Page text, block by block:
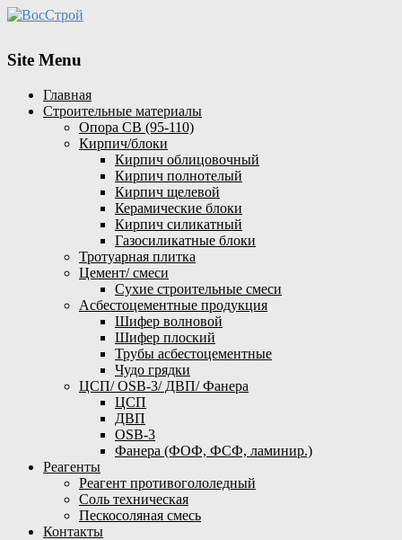
Site Menu
Главная
Строительные материалы
Опора СВ (95-110)
Кирпич/блоки
Кирпич облицовочный
Кирпич полнотелый
Кирпич щелевой
Керамические блоки
Кирпич силикатный
Газосиликатные блоки
Тротуарная плитка
Цемент/ смеси
Сухие строительные смеси
Асбестоцементные продукция
Шифер волновой
Шифер плоский
Трубы асбестоцементные
Чудо грядки
ЦСП/ OSB-3/ ДВП/ Фанера
ЦСП
ДВП
OSB-3
Фанера (ФОФ, ФСФ, ламинир.)
Реагенты
Реагент противогололедный
Соль техническая
Пескосоляная смесь
Контакты